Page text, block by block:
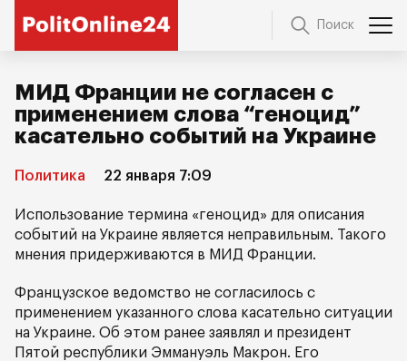
Поиск
МИД Франции не согласен с
применением слова “геноцид”
касательно событий на Украине
Политика 22 января 7:09
Использование термина «геноцид» для описания
событий на Украине является неправильным. Такого
мнения придерживаются в МИД Франции.
Французское ведомство не согласилось с
применением указанного слова касательно ситуации
на Украине. Об этом ранее заявлял и президент
Пятой республики Эммануэль Макрон. Его